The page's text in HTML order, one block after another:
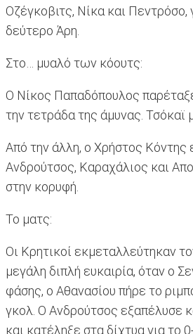
Οζέγκοβιτς, Νίκα και Πεντρόσο,
δεύτερο Άρη.
Στο… μυαλό των κόουτς:
Ο Νίκος Παπαδόπουλος
την τετράδα της άμυνας.
Από την άλλη, ο Χρήστος Κόντης
Ανδρούτσος, Καραχάλιος και
στην κορυφή.
Το ματς:
Οι Κρητικοί εκμεταλλεύτηκαν
μεγάλη διπλή ευκαιρία, όταν ο
φάσης, ο Αθανασίου πήρε το
γκολ. Ο Ανδρούτσος εξαπέλυσε
και κατέληξε στα δίχτυα για το